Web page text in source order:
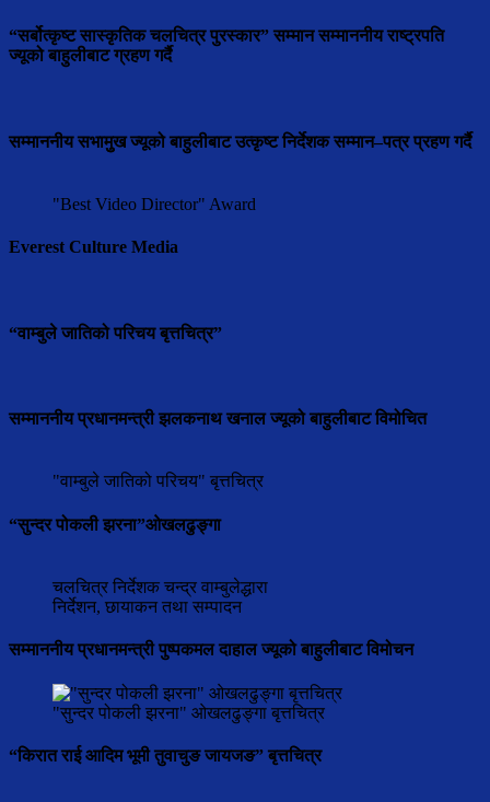
“सर्बोत्कृष्ट सास्कृतिक चलचित्र पुरस्कार” सम्मान सम्माननीय राष्ट्रपति
ज्यूको बाहुलीबाट ग्रहण गर्दै
सम्माननीय सभामुुख ज्यूको बाहुलीबाट उत्कृष्ट निर्देशक सम्मान–पत्र प्रहण गर्दै
"Best Video Director" Award
Everest Culture Media
“वाम्बुले जातिको परिचय बृत्तचित्र”
सम्माननीय प्रधानमन्त्री झलकनाथ खनाल ज्यूको बाहुलीबाट विमोचित
"वाम्बुले जातिको परिचय" बृत्तचित्र
“सुन्दर पोकली झरना”ओखलढुङ्गा
चलचित्र निर्देशक चन्द्र वाम्बुलेद्धारा
निर्देशन, छायाकन तथा सम्पादन
सम्माननीय प्रधानमन्त्री पुष्पकमल दाहाल ज्यूको बाहुलीबाट विमोचन
"सुन्दर पोकली झरना" ओखलढुङ्गा बृत्तचित्र
“किरात राई आदिम भूमी तुवाचुङ जायजङ” बृत्तचित्र